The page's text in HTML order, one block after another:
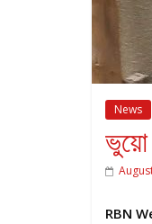
News
RBN